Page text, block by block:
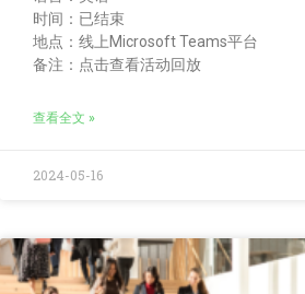
时间：已结束
地点：线上Microsoft Teams平台
备注：点击查看活动回放
查看全文 »
2024-05-16